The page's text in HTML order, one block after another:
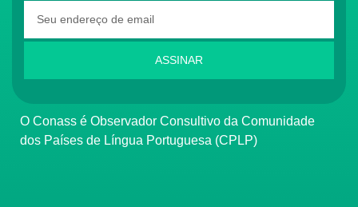
ASSINAR
O Conass é Observador Consultivo da Comunidade
dos Países de Língua Portuguesa (CPLP)